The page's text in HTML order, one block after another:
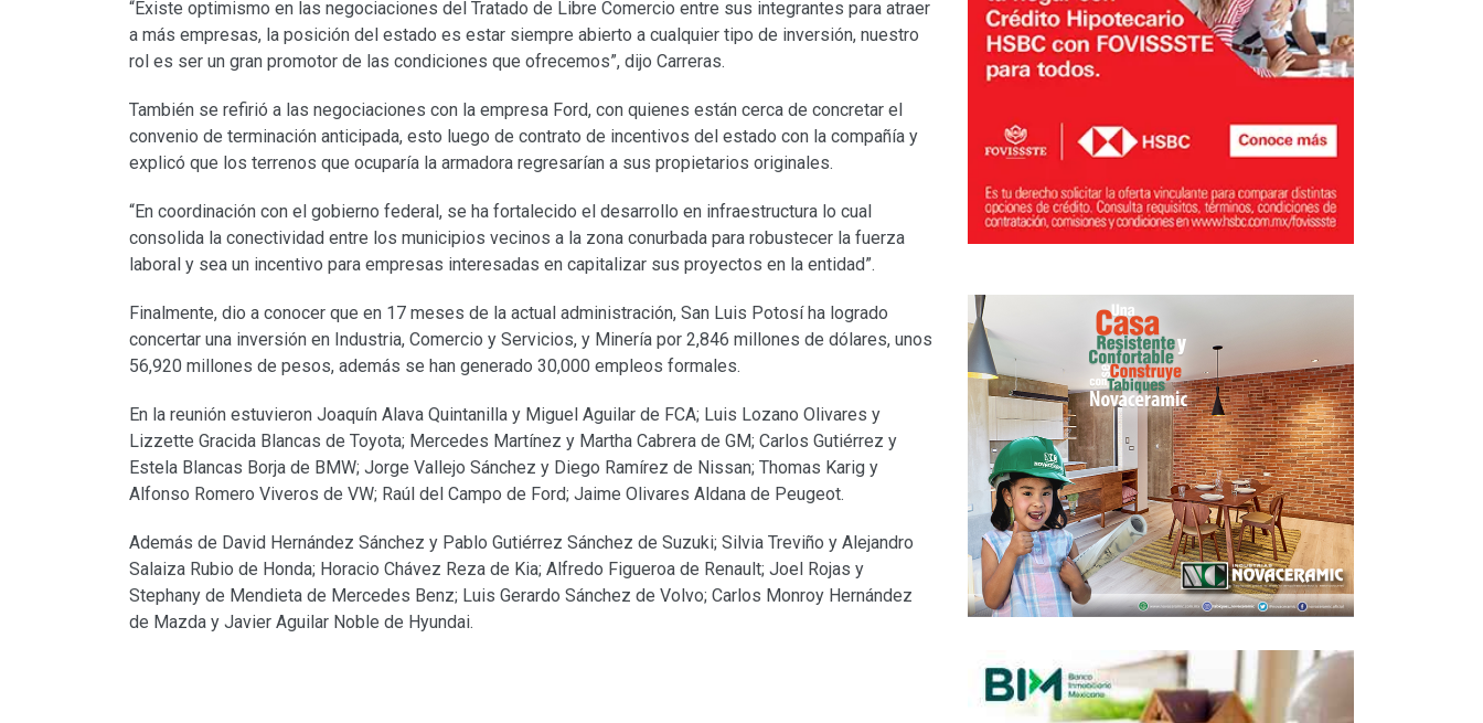
“Existe optimismo en las negociaciones del Tratado de Libre Comercio entre sus integrantes para atraer
a más empresas, la posición del estado es estar siempre abierto a cualquier tipo de inversión, nuestro
rol es ser un gran promotor de las condiciones que ofrecemos”, dijo Carreras.
También se refirió a las negociaciones con la empresa Ford, con quienes están cerca de concretar el
convenio de terminación anticipada, esto luego de contrato de incentivos del estado con la compañía y
explicó que los terrenos que ocuparía la armadora regresarían a sus propietarios originales.
“En coordinación con el gobierno federal, se ha fortalecido el desarrollo en infraestructura lo cual
consolida la conectividad entre los municipios vecinos a la zona conurbada para robustecer la fuerza
laboral y sea un incentivo para empresas interesadas en capitalizar sus proyectos en la entidad”.
Finalmente, dio a conocer que en 17 meses de la actual administración, San Luis Potosí ha logrado
concertar una inversión en Industria, Comercio y Servicios, y Minería por 2,846 millones de dólares, unos
56,920 millones de pesos, además se han generado 30,000 empleos formales.
En la reunión estuvieron Joaquín Alava Quintanilla y Miguel Aguilar de FCA; Luis Lozano Olivares y
Lizzette Gracida Blancas de Toyota; Mercedes Martínez y Martha Cabrera de GM; Carlos Gutiérrez y
Estela Blancas Borja de BMW; Jorge Vallejo Sánchez y Diego Ramírez de Nissan; Thomas Karig y
Alfonso Romero Viveros de VW; Raúl del Campo de Ford; Jaime Olivares Aldana de Peugeot.
Además de David Hernández Sánchez y Pablo Gutiérrez Sánchez de Suzuki; Silvia Treviño y Alejandro
Salaiza Rubio de Honda; Horacio Chávez Reza de Kia; Alfredo Figueroa de Renault; Joel Rojas y
Stephany de Mendieta de Mercedes Benz; Luis Gerardo Sánchez de Volvo; Carlos Monroy Hernández
de Mazda y Javier Aguilar Noble de Hyundai.